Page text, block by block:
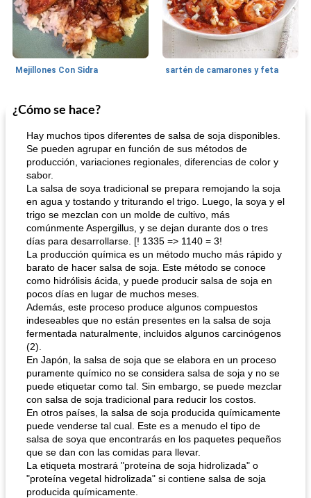
Mejillones Con Sidra sartén de camarones y feta
Sopas, Guisos Y Chili
sopa de lentejas negras del chef john
¿Cómo se hace?
Hay muchos tipos diferentes de salsa de soja disponibles.
Se pueden agrupar en función de sus métodos de
producción, variaciones regionales, diferencias de color y
sabor.
La salsa de soya tradicional se prepara remojando la soja
en agua y tostando y triturando el trigo. Luego, la soya y el
trigo se mezclan con un molde de cultivo, más
comúnmente Aspergillus, y se dejan durante dos o tres
días para desarrollarse. [! 1335 => 1140 = 3!
La producción química es un método mucho más rápido y
barato de hacer salsa de soja. Este método se conoce
como hidrólisis ácida, y puede producir salsa de soja en
pocos días en lugar de muchos meses.
Además, este proceso produce algunos compuestos
indeseables que no están presentes en la salsa de soja
fermentada naturalmente, incluidos algunos carcinógenos
(2).
En Japón, la salsa de soja que se elabora en un proceso
puramente químico no se considera salsa de soja y no se
puede etiquetar como tal. Sin embargo, se puede mezclar
con salsa de soja tradicional para reducir los costos.
En otros países, la salsa de soja producida químicamente
puede venderse tal cual. Este es a menudo el tipo de
salsa de soya que encontrarás en los paquetes pequeños
que se dan con las comidas para llevar.
La etiqueta mostrará "proteína de soja hidrolizada" o
"proteína vegetal hidrolizada" si contiene salsa de soja
producida químicamente.